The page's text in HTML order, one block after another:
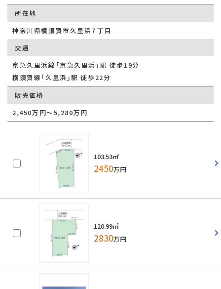
所在地
神奈川県横須賀市久里浜７丁目
交通
京急久里浜線「京急久里浜」駅 徒歩19分
横須賀線「久里浜」駅 徒歩22分
販売価格
2,450万円～5,280万円
103.53㎡
2450万円
120.99㎡
2830万円